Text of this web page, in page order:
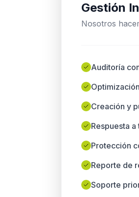
Gestión
Nosotros
Auditoría
Creación y
Respuesta
Protección
Reporte de
Soporte